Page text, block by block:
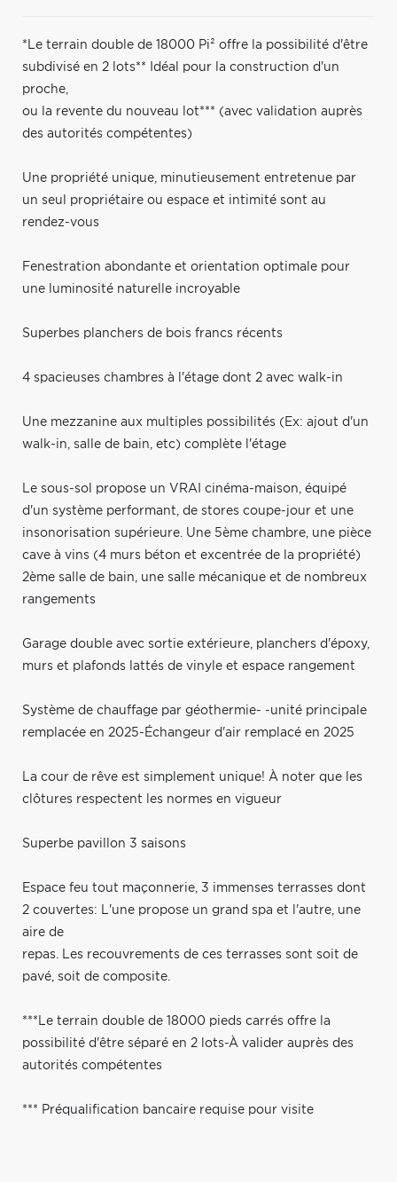
*Le terrain double de 18000 Pi² offre la possibilité d'être
subdivisé en 2 lots** Idéal pour la construction d'un
proche,
ou la revente du nouveau lot*** (avec validation auprès
des autorités compétentes)
Une propriété unique, minutieusement entretenue par
un seul propriétaire ou espace et intimité sont au
rendez-vous
Fenestration abondante et orientation optimale pour
une luminosité naturelle incroyable
Superbes planchers de bois francs récents
4 spacieuses chambres à l'étage dont 2 avec walk-in
Une mezzanine aux multiples possibilités (Ex: ajout d'un
walk-in, salle de bain, etc) complète l'étage
Le sous-sol propose un VRAI cinéma-maison, équipé
d'un système performant, de stores coupe-jour et une
insonorisation supérieure. Une 5ème chambre, une pièce
cave à vins (4 murs béton et excentrée de la propriété)
2ème salle de bain, une salle mécanique et de nombreux
rangements
Garage double avec sortie extérieure, planchers d'époxy,
murs et plafonds lattés de vinyle et espace rangement
Système de chauffage par géothermie- -unité principale
remplacée en 2025-Échangeur d'air remplacé en 2025
La cour de rêve est simplement unique! À noter que les
clôtures respectent les normes en vigueur
Superbe pavillon 3 saisons
Espace feu tout maçonnerie, 3 immenses terrasses dont
2 couvertes: L'une propose un grand spa et l'autre, une
aire de
repas. Les recouvrements de ces terrasses sont soit de
pavé, soit de composite.
***Le terrain double de 18000 pieds carrés offre la
possibilité d'être séparé en 2 lots-À valider auprès des
autorités compétentes
*** Préqualification bancaire requise pour visite